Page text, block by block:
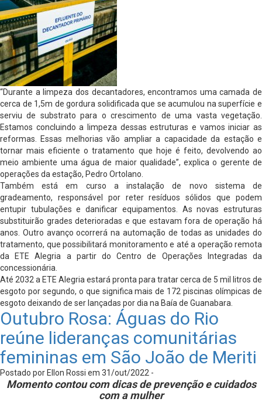
“Durante a limpeza dos decantadores, encontramos uma camada de
cerca de 1,5m de gordura solidificada que se acumulou na superfície e
serviu de substrato para o crescimento de uma vasta vegetação.
Estamos concluindo a limpeza dessas estruturas e vamos iniciar as
reformas. Essas melhorias vão ampliar a capacidade da estação e
tornar mais eficiente o tratamento que hoje é feito, devolvendo ao
meio ambiente uma água de maior qualidade”, explica o gerente de
operações da estação, Pedro Ortolano.
Também está em curso a instalação de novo sistema de
gradeamento, responsável por reter resíduos sólidos que podem
entupir tubulações e danificar equipamentos. As novas estruturas
substituirão grades deterioradas e que estavam fora de operação há
anos. Outro avanço ocorrerá na automação de todas as unidades do
tratamento, que possibilitará monitoramento e até a operação remota
da ETE Alegria a partir do Centro de Operações Integradas da
concessionária.
Até 2032 a ETE Alegria estará pronta para tratar cerca de 5 mil litros de
esgoto por segundo, o que significa mais de 172 piscinas olímpicas de
esgoto deixando de ser lançadas por dia na Baía de Guanabara.
Outubro Rosa: Águas do Rio
reúne lideranças comunitárias
femininas em São João de Meriti
Postado por Ellon Rossi em 31/out/2022 -
Momento contou com dicas de prevenção e cuidados
com a mulher